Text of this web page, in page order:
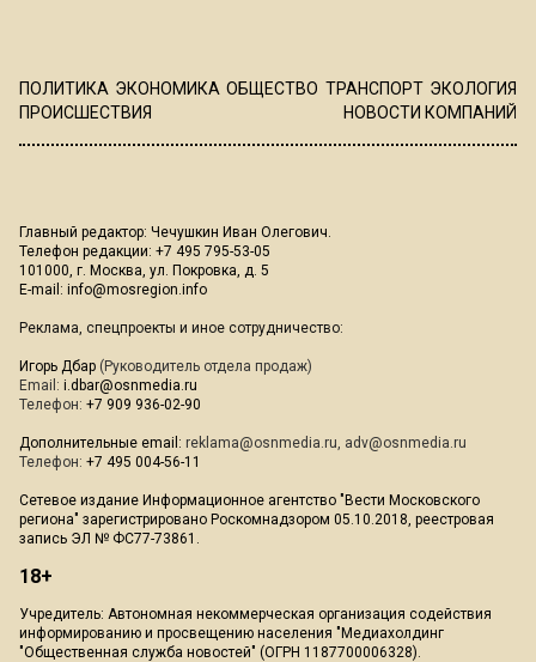
ПОЛИТИКА ЭКОНОМИКА ОБЩЕСТВО ТРАНСПОРТ ЭКОЛОГИЯ
ПРОИСШЕСТВИЯ
НОВОСТИ КОМПАНИЙ
Главный редактор: Чечушкин Иван Олегович.
Телефон редакции: +7 495 795-53-05
101000, г. Москва, ул. Покровка, д. 5
E-mail: info@mosregion.info
Реклама, спецпроекты и иное сотрудничество:
Игорь Дбар (Руководитель отдела продаж)
Email: i.dbar@osnmedia.ru
Телефон: +7 909 936-02-90
Дополнительные email: reklama@osnmedia.ru, adv@osnmedia.ru
Телефон: +7 495 004-56-11
Сетевое издание Информационное агентство "Вести Московского
региона" зарегистрировано Роскомнадзором 05.10.2018, реестровая
запись ЭЛ № ФС77-73861.
18+
Учредитель: Автономная некоммерческая организация содействия
информированию и просвещению населения "Медиахолдинг
"Общественная служба новостей" (ОГРН 1187700006328).